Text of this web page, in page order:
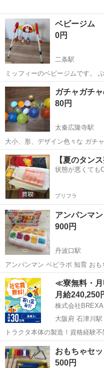
ベビージム
0円
二条駅
ミッフィーのベビージムです。 ぶら下がってるおもちゃは本来３つで
すが1つ外れて取り付け不可能の
さい。
京都 京都市 二条駅
ガチャガチ
80円
太秦広隆寺駅
大小、形、デザイン色々な ガチ
てません。 今後もしかしたら増
京都 京都市 太秦広隆寺
【夏のタン
状態が悪くても
プリフラ
アンパンマ
900円
丹波口駅
アンパンマン ベビラボ 知育 おもちゃです！ 箱、内
て お店で欲しいとなったので購
もあるせいか、全く触らずで遊びませんでし
しです＼(^...
京都 京都市 丹波口駅
≪寮無料・月
月給240,250
株式会社
大阪府 石津川駅
トラクタ本体の製造！資格経験
例29万円以上！生活支援物資事
無料＆備品付き1R寮完備！赴任
◎《大阪府堺市》 人気の工場の...
大阪 堺市 石津川駅
おもちゃセッ
500円